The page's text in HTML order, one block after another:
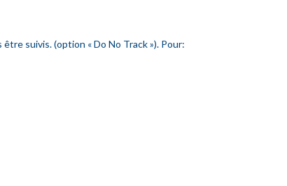
suivis. (option « Do No Track »). Pour: